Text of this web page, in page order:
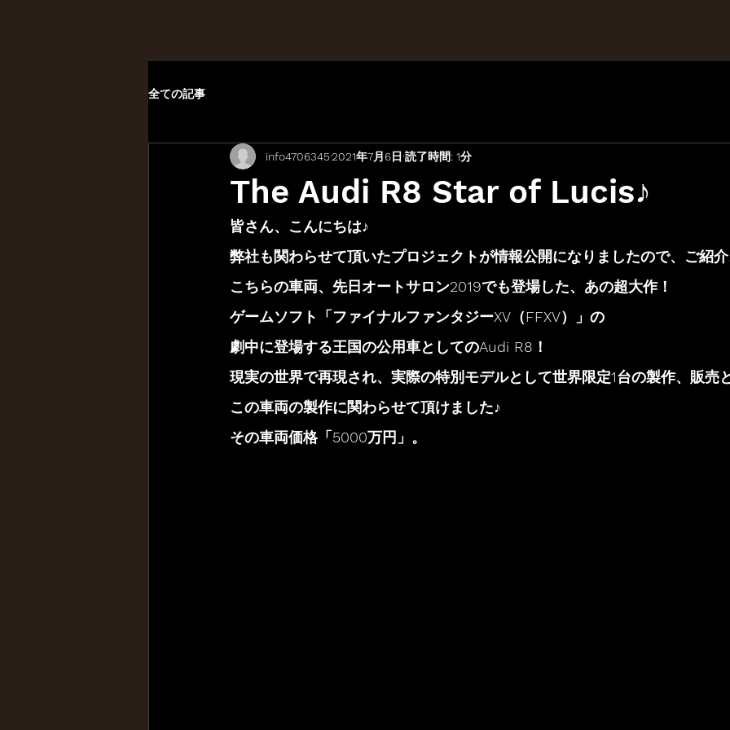
全ての記事
The Audi R8 Star of Lucis♪
info47063452021年7月6日 読了時間: 1分
皆さん、こんにちは♪
弊社も関わらせて頂いたプロジェクトが情報公開になりましたので、ご紹介
こちらの車両、先日オートサロン2019でも登場した、あの超大作！
ゲームソフト「ファイナルファンタジーXV（FFXV）」の
劇中に登場する王国の公用車としてのAudi R8！
現実の世界で再現され、実際の特別モデルとして世界限定1台の製作、販売
この車両の製作に関わらせて頂けました♪
その車両価格「5000万円」。